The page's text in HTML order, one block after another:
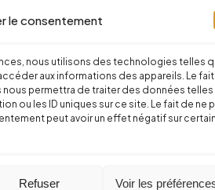
le consentement
nous utilisons des technologies telles
aux informations des appareils. Le fait
permettra de traiter des données telles
ou les ID uniques sur ce site. Le fait de ne
peut avoir un effet négatif sur
Refuser Voir les